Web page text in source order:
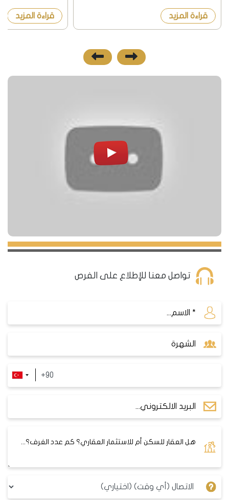
اسطنبول مقارنة بالدول الأوربية أسعار
قراءة المزيد
الجريدة الرسمية
قراءة المزيد
تواصل معنا للإطلاع على الفرص